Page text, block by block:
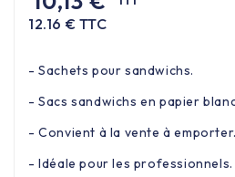
12.16 € TTC
- Sachets pour sandwichs.
- Sacs sandwichs en papier
- Convient à la vente à emporter.
- Idéale pour les professionnels.